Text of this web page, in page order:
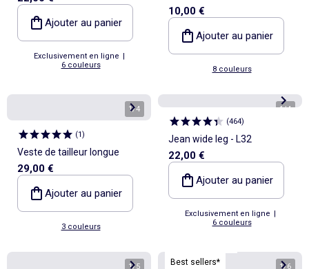
Ajouter au panier
Exclusivement en ligne |
6 couleurs
10,00 €
Ajouter au panier
8 couleurs
1/4
(1)
Veste de tailleur longue
29,00 €
Ajouter au panier
3 couleurs
1/4
(464)
Jean wide leg - L32
22,00 €
Ajouter au panier
Exclusivement en ligne |
6 couleurs
1/5
Best sellers*
1/6